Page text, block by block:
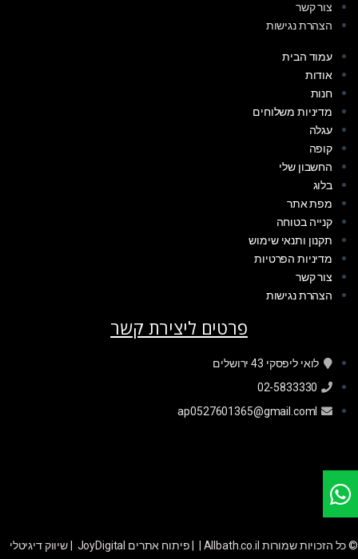
צור קשר
הצהרת נגישות
עמוד הבית
אודות
חנות
מדיניות משלוחים
עגלה
קופה
החשבון שלי
בלוג
מפת אתר
קנייה בטוחה
תקנון ותנאי שימוש
מדיניות הפרטיות
צור קשר
הצהרת נגישות
פרטים ליצירת קשר
לואי ליפסקי 43 ירושלים
02-5833330
ap0527601365@gmail.coml
© כל הזכויות שמורות Allbath.co.il | | פיתוח אתרים JoyDigital
שיווק דיגיטלי